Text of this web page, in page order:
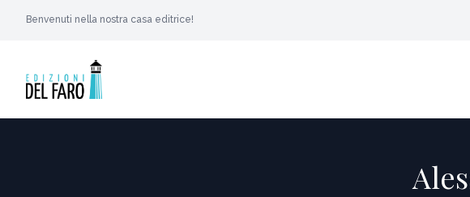
Benvenuti nella nostra casa editrice!